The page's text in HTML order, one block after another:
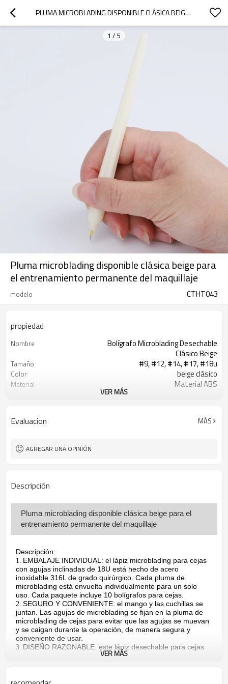
PLUMA MICROBLADING DISPONIBLE CLÁSICA BEIGE PARA EL ENTRENAMIENTO PERMANENTE DEL MAQUILLAJE
1 / 5
Pluma microblading disponible clásica beige para
el entrenamiento permanente del maquillaje
modelo CTHT043
propiedad
Nombre
Bolígrafo Microblading Desechable
Clásico Beige
Tamaño #9, #12, #14, #17, #18u
Color beige clásico
Material Material ABS
embalaje de bolsa
OEM/ODM Disponible
El tiempo de entrega
VER MÁS
Evaluacion MÁS
AGREGAR UNA OPINIÓN
Descripción
Pluma microblading disponible clásica beige para el
entrenamiento permanente del maquillaje
Descripción:
1. EMBALAJE INDIVIDUAL: el lápiz microblading para cejas
con agujas inclinadas de 18U está hecho de acero
inoxidable 316L de grado quirúrgico. Cada pluma de
microblading está envuelta individualmente para un solo
uso. Cada paquete incluye 10 bolígrafos para cejas.
2. SEGURO Y CONVENIENTE: el mango y las cuchillas se
juntan. Las agujas de microblading se fijan en la pluma de
microblading de cejas para evitar que las agujas se muevan
y se caigan durante la operación, de manera segura y
conveniente de usar.
3. DISEÑO RAZONABLE: este lápiz desechable para cejas
Microblading Pen es liviano y delgado con una ergonomía.
punto de apoyo adecuado. Es muy favorecido por los
VER MÁS